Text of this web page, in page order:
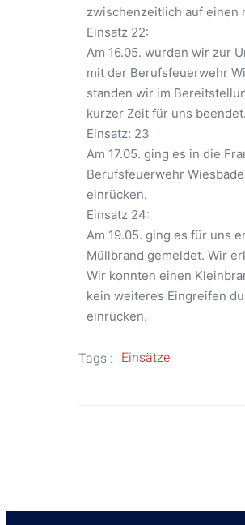
zwischenzeitlich auf einen
Einsatz 22:
Am 16.05. wurden wir zur
mit der Berufsfeuerwehr
standen wir im
kurzer Zeit für uns beendet.
Einsatz: 23
Am 17.05. ging es in die
Berufsfeuerwehr
einrücken.
Einsatz 24:
Am 19.05. ging es für uns
Müllbrand gemeldet. Wir
Wir konnten einen
kein weiteres Eingreifen
einrücken.
Tags : Einsätze